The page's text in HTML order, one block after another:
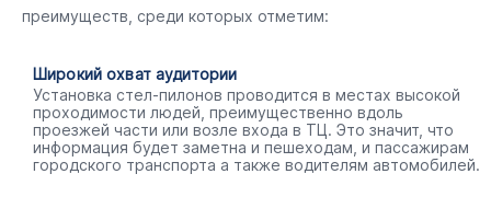
преимуществ, среди которых отметим:
Широкий охват аудитории
Установка стел-пилонов проводится в местах высокой
проходимости людей, преимущественно вдоль
проезжей части или возле входа в ТЦ. Это значит, что
информация будет заметна и пешеходам, и пассажирам
городского транспорта а также водителям автомобилей.